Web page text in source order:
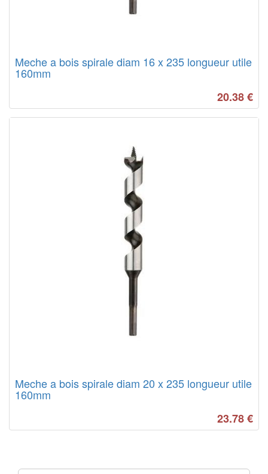
Meche a bois spirale diam 16 x 235 longueur utile
160mm
20.38€
Meche a bois spirale diam 20 x 235 longueur utile
160mm
23.78€